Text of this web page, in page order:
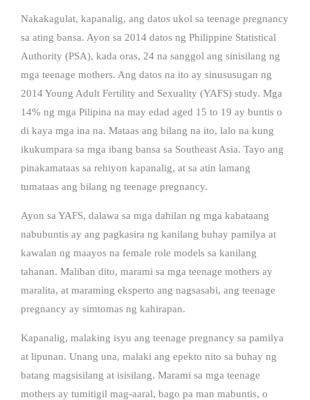
Nakakagulat, kapanalig, ang datos ukol sa teenage pregnancy
sa ating bansa. Ayon sa 2014 datos ng Philippine Statistical
Authority (PSA), kada oras, 24 na sanggol ang sinisilang ng
mga teenage mothers. Ang datos na ito ay sinususugan ng
2014 Young Adult Fertility and Sexuality (YAFS) study. Mga
14% ng mga Pilipina na may edad aged 15 to 19 ay buntis o
di kaya mga ina na. Mataas ang bilang na ito, lalo na kung
ikukumpara sa mga ibang bansa sa Southeast Asia. Tayo ang
pinakamataas sa rehiyon kapanalig, at sa atin lamang
tumataas ang bilang ng teenage pregnancy.
Ayon sa YAFS, dalawa sa mga dahilan ng mga kabataang
nabubuntis ay ang pagkasira ng kanilang buhay pamilya at
kawalan ng maayos na female role models sa kanilang
tahanan. Maliban dito, marami sa mga teenage mothers ay
maralita, at maraming eksperto ang nagsasabi, ang teenage
pregnancy ay simtomas ng kahirapan.
Kapanalig, malaking isyu ang teenage pregnancy sa pamilya
at lipunan. Unang una, malaki ang epekto nito sa buhay ng
batang magsisilang at isisilang. Marami sa mga teenage
mothers ay tumitigil mag-aaral, bago pa man mabuntis, o